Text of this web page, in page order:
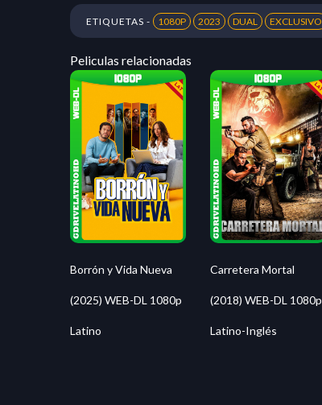
ETIQUETAS - 1080P 2023 DUAL EXCLUSIVO
Peliculas relacionadas
Borrón y Vida Nueva
(2025) WEB-DL 1080p
Latino
Carretera Mortal
(2018) WEB-DL 1080p
Latino-Inglés